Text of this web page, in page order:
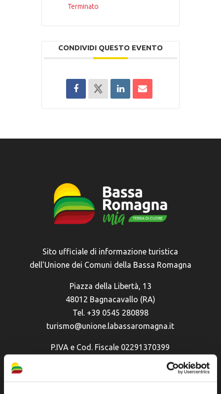
Terminato
CONDIVIDI QUESTO EVENTO
Sito ufficiale di informazione turistica
dell'Unione dei Comuni della Bassa Romagna
Piazza della Libertà, 13
48012 Bagnacavallo (RA)
Tel. +39 0545 280898
turismo@unione.labassaromagna.it
P.IVA e Cod. Fiscale 02291370399
P.E.C. pg.unione.labassaromagna.it@legalmail.it